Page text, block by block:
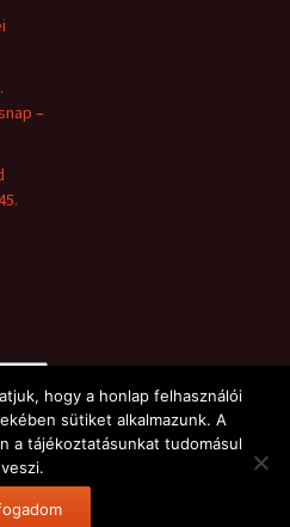
–
WordPress
hogy a honlap felhasználói
sütiket alkalmazunk. A
a tájékoztatásunkat tudomásul
veszi.